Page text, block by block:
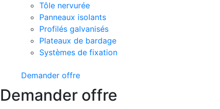
Tôle nervurée
Panneaux isolants
Profilés galvanisés
Plateaux de bardage
Systèmes de fixation
Demander offre
Demander offre